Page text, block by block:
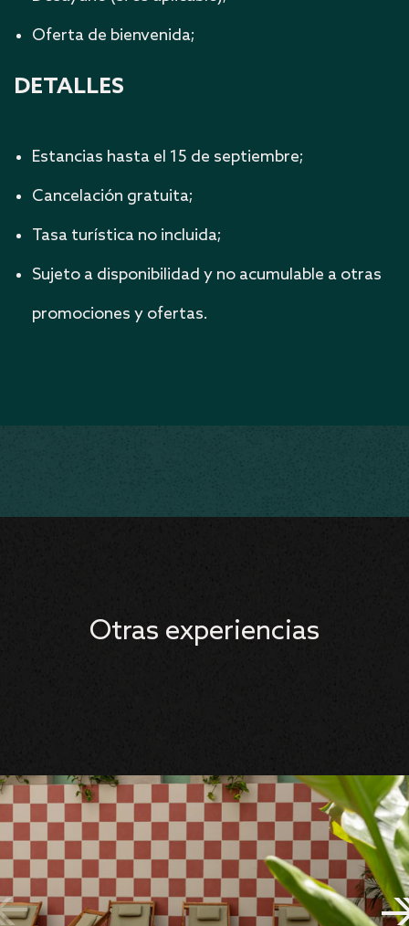
Oferta de bienvenida;
DETALLES
Estancias hasta el 15 de septiembre;
Cancelación gratuita;
Tasa turística no incluida;
Sujeto a disponibilidad y no acumulable a otras
promociones y ofertas.
Otras experiencias